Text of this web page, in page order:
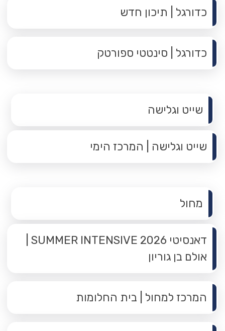
כדורגל | תיכון חדש
כדורגל | סינטטי ספורטק
תפריט משנה
שייט וגלישה
שייט וגלישה | המרכז הימי
תפריט משנה
מחול
אולם בן גוריון
המרכז למחול | בית החלומות